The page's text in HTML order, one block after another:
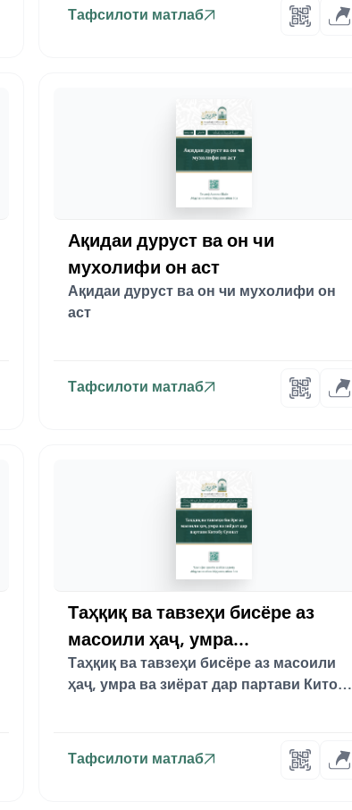
Тафсилоти матлаб
Ақидаи дуруст ва он чи
мухолифи он аст
Ақидаи дуруст ва он чи мухолифи он
аст
Тафсилоти матлаб
Таҳқиқ ва тавзеҳи бисёре аз
масоили ҳаҷ, умра...
Таҳқиқ ва тавзеҳи бисёре аз масоили
ҳаҷ, умра ва зиёрат дар партави Китобу
Тафсилоти матлаб